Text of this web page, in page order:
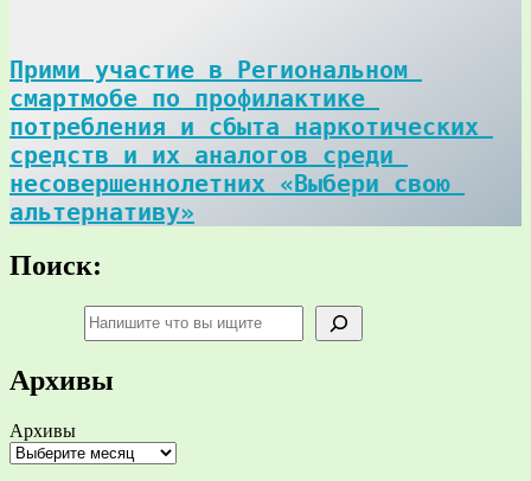
Прими участие в Региональном
смартмобе по профилактике
потребления и сбыта наркотических
средств и их аналогов среди
несовершеннолетних «Выбери свою
альтернативу»
Поиск:
Архивы
Архивы